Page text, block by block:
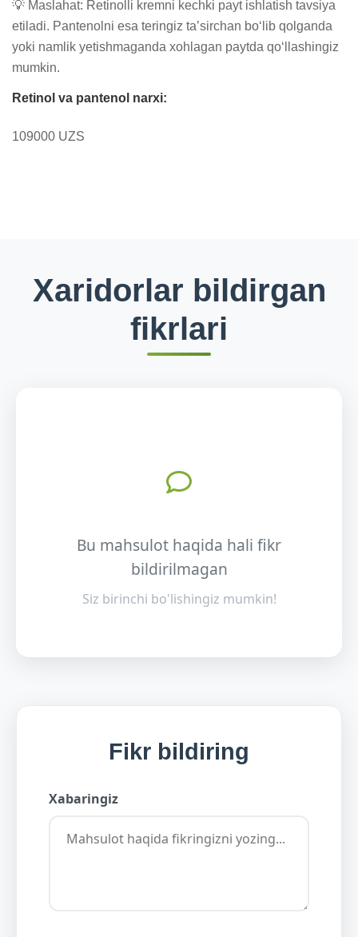
💡 Maslahat: Retinolli kremni kechki payt ishlatish tavsiya
etiladi. Pantenolni esa teringiz taʼsirchan boʻlib qolganda
yoki namlik yetishmaganda xohlagan paytda qoʻllashingiz
mumkin.
Retinol va pantenol narxi:
109000 UZS
Xaridorlar bildirgan
fikrlari
Bu mahsulot haqida hali fikr
bildirilmagan
Siz birinchi bo'lishingiz mumkin!
Fikr bildiring
Xabaringiz